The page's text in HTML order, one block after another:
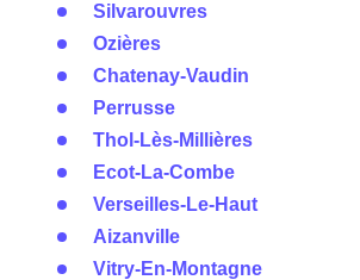
Silvarouvres
Ozières
Chatenay-Vaudin
Perrusse
Thol-Lès-Millières
Ecot-La-Combe
Verseilles-Le-Haut
Aizanville
Vitry-En-Montagne